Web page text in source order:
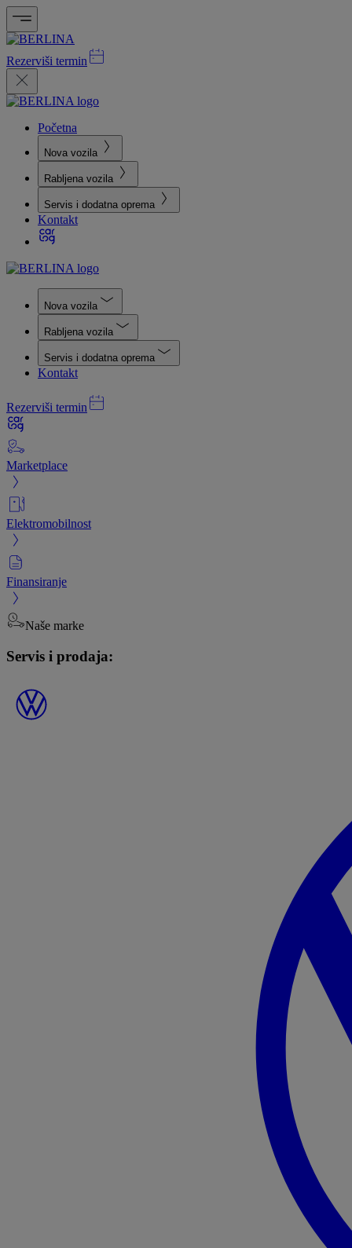
Rezerviši termin
Početna
Nova vozila
Rabljena vozila
Servis i dodatna oprema
Kontakt
Nova vozila
Rabljena vozila
Servis i dodatna oprema
Kontakt
Rezerviši termin
Marketplace
Elektromobilnost
Finansiranje
Naše marke
Servis i prodaja: